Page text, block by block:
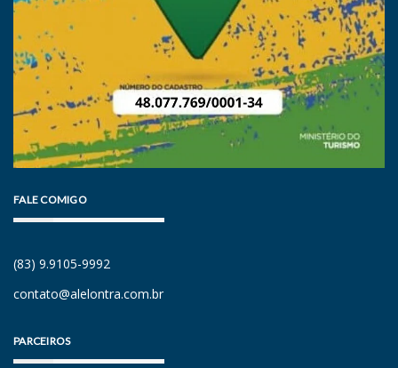
FALE COMIGO
(83) 9.9105-9992
contato@alelontra.com.br
PARCEIROS